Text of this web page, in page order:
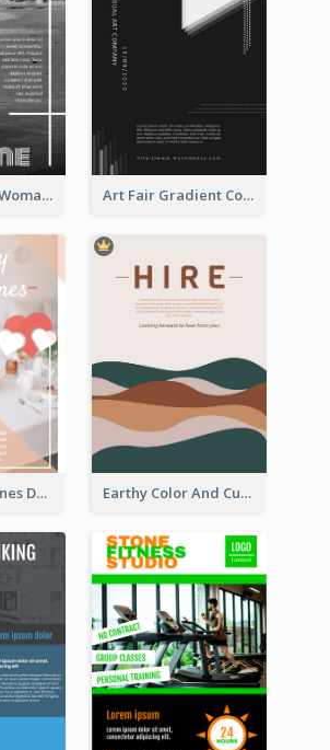
Monochrome Woman Photography Flyer Art Fair Gradient Color Flyer
Happy Valentines Day Flyer Earthy Color And Curves We Are Hiring Flyer